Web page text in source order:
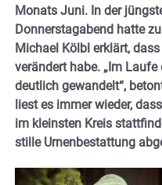
Monats Juni. In der
Donnerstagabend hatte
Michael Kölbl erklärt,
verändert habe. „Im
deutlich gewandelt“,
liest es immer wieder,
im kleinsten Kreis
stille Urnenbestattung